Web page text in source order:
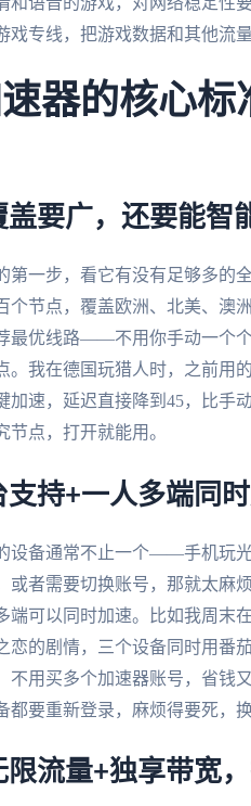
戏专线，把游戏数据和其他流量
器的核心
盖要广，还要能智
第一步，看它有没有足够多的
个节点，覆盖欧洲、北美、澳
最优线路——不用你手动一个
。我在德国玩猎人时，之前用
加速，延迟直接降到45，比手
节点，打开就能用。
支持+一人多端同
设备通常不止一个——手机玩
或者需要切换账号，那就太麻烦
端可以同时加速。比如我周末
恋的剧情，三个设备同时用番
不用买多个加速器账号，省钱
都要重新登录，麻烦得要死，
限流量+独享带宽